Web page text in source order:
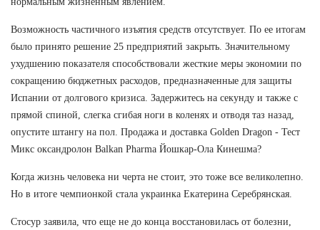
Возможность частичного изъятия средств отсутствует. По ее итогам
было принято решение 25 предприятий закрыть. Значительному
ухудшению показателя способствовали жесткие меры экономии по
сокращению бюджетных расходов, предназначенные для защиты
Испании от долгового кризиса. Задержитесь на секунду и также с
прямой спиной, слегка сгибая ноги в коленях и отводя таз назад,
опустите штангу на пол. Продажа и доставка Golden Dragon - Тест
Микс оксандролон Balkan Pharma Йошкар-Ола Кинешма?
Когда жизнь человека ни черта не стоит, это тоже все великолепно.
Но в итоге чемпионкой стала украинка Екатерина Серебрянская.
Стосур заявила, что еще не до конца восстановилась от болезни,